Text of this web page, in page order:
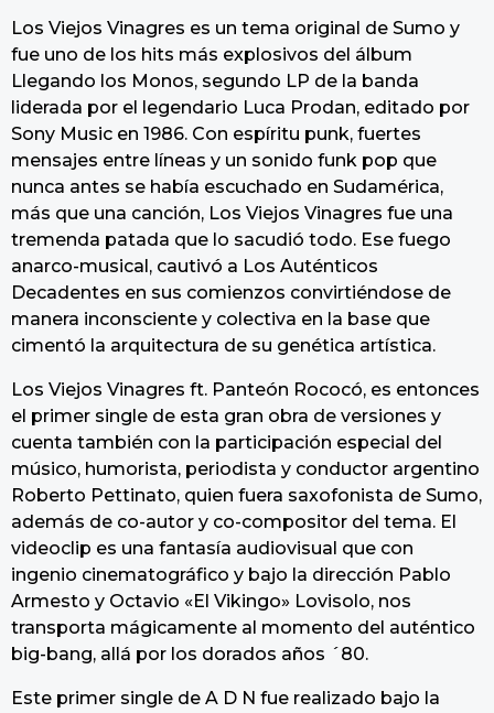
Los Viejos Vinagres es un tema original de Sumo y
fue uno de los hits más explosivos del álbum
Llegando los Monos, segundo LP de la banda
liderada por el legendario Luca Prodan, editado por
Sony Music en 1986. Con espíritu punk, fuertes
mensajes entre líneas y un sonido funk pop que
nunca antes se había escuchado en Sudamérica,
más que una canción, Los Viejos Vinagres fue una
tremenda patada que lo sacudió todo. Ese fuego
anarco-musical, cautivó a Los Auténticos
Decadentes en sus comienzos convirtiéndose de
manera inconsciente y colectiva en la base que
cimentó la arquitectura de su genética artística.
Los Viejos Vinagres ft. Panteón Rococó, es entonces
el primer single de esta gran obra de versiones y
cuenta también con la participación especial del
músico, humorista, periodista y conductor argentino
Roberto Pettinato, quien fuera saxofonista de Sumo,
además de co-autor y co-compositor del tema. El
videoclip es una fantasía audiovisual que con
ingenio cinematográfico y bajo la dirección Pablo
Armesto y Octavio «El Vikingo» Lovisolo, nos
transporta mágicamente al momento del auténtico
big-bang, allá por los dorados años ´80.
Este primer single de A D N fue realizado bajo la